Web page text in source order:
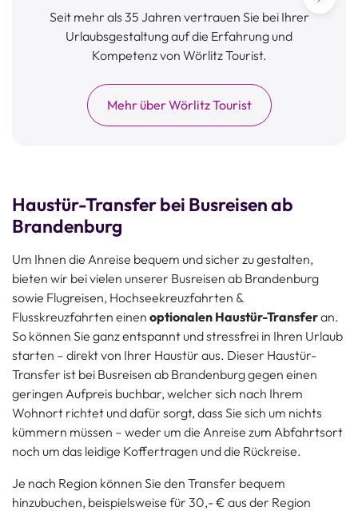
Seit mehr als 35 Jahren vertrauen Sie bei Ihrer
Urlaubsgestaltung auf die Erfahrung und
Kompetenz von Wörlitz Tourist.
Mehr über Wörlitz Tourist
Haustür-Transfer bei Busreisen ab
Brandenburg
Um Ihnen die Anreise bequem und sicher zu gestalten,
bieten wir bei vielen unserer Busreisen ab Brandenburg
sowie Flugreisen, Hochseekreuzfahrten &
Flusskreuzfahrten einen optionalen Haustür-Transferan.
So können Sie ganz entspannt und stressfrei in Ihren Urlaub
starten – direkt von Ihrer Haustür aus. Dieser Haustür-
Transfer ist bei Busreisen ab Brandenburg gegen einen
geringen Aufpreis buchbar, welcher sich nach Ihrem
Wohnort richtet und dafür sorgt, dass Sie sich um nichts
kümmern müssen – weder um die Anreise zum Abfahrtsort
noch um das leidige Koffertragen und die Rückreise.
Je nach Region können Sie den Transfer bequem
hinzubuchen, beispielsweise für 30,- € aus der Region